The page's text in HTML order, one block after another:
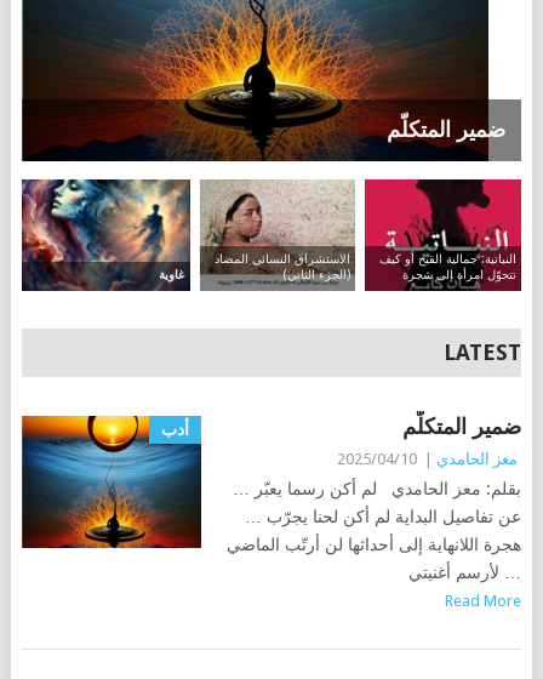
ضمير المتكلّم
غاوية
النباتية: جمالية القبح أو كيف
تتحوّل امرأة إلى شجرة
الاستشراق النسائي المضاد
(الجزء الثاني)
LATEST
أدب ضمير المتكلّم
معز الحامدي 2025/04/10
بقلم: معز الحامدي لم أكن رسما يعبّر …
عن تفاصيل البداية لم أكن لحنا يجرّب …
هجرة اللانهاية إلى أحداثها لن أرتّب الماضي
… لأرسم أغنيتي
Read More